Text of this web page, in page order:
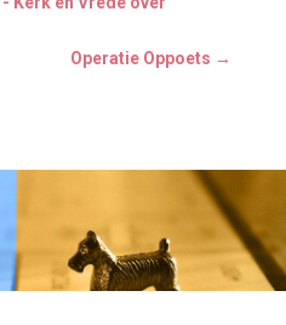
Operatie Oppoets →